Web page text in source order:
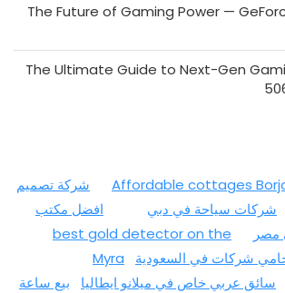
The Future of Gaming Power —
The Ultimate Guide to Next-Gen
Affordable cottages
شركة تصميم
شركات سياحة في دبي
افضل مكتب
best gold detector on the
شركات في السعودية
Myra
سائق عربي خاص في ميلانو ايطاليا
بيع ساعة